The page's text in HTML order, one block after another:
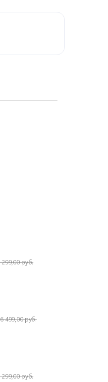
299,00 руб.
499,00 руб.
299,00 руб.